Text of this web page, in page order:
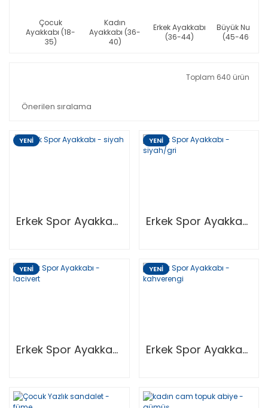
Çocuk
Ayakkabı (18-
35)
Kadın
Ayakkabı (36-
40)
Erkek Ayakkabı
(36-44)
Büyük
(45-46-47)
Toplam 640 ürün
YENİ
Erkek Spor Ayakkabı - Siyah
YENİ
Erkek Spor Ayakkabı - Siyah/Gri
YENİ
Erkek Spor Ayakkabı - Lacivert
YENİ
Erkek Spor Ayakkabı - Kahverengi